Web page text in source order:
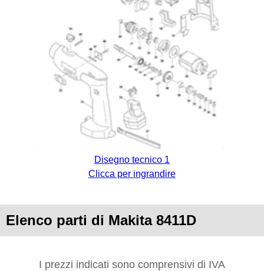
Disegno tecnico 1
Clicca per ingrandire
Elenco parti di Makita 8411D
I prezzi indicati sono comprensivi di IVA